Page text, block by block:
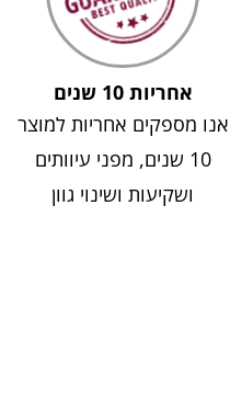
אחריות 10 שנים
אנו מספקים אחריות למוצר
10 שנים, מפני עיוותים
ושקיעות ושינוי גוון